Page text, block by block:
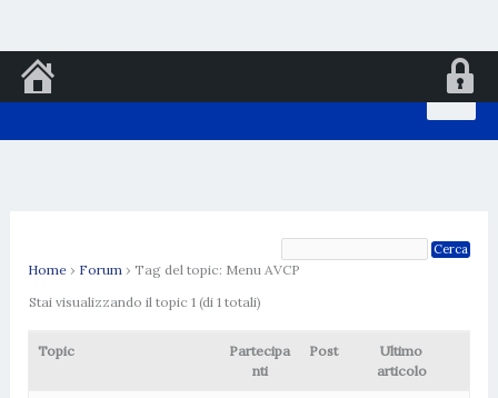
al
Home › Forum › Tag del topic: Menu AVCP
Stai visualizzando il topic 1 (di 1 totali)
Topic
Partecipa
nti
Post
Ultimo
articolo